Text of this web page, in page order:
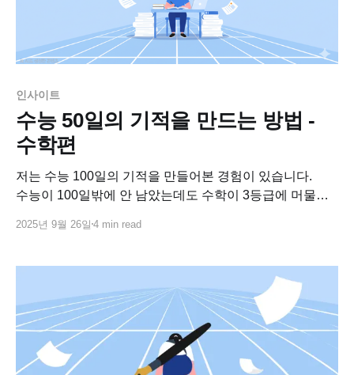
인사이트
수능 50일의 기적을 만드는 방법 -
수학편
저는 수능 100일의 기적을 만들어본 경험이 있습니다.
수능이 100일밖에 안 남았는데도 수학이 3등급에 머물러
성적이 나와줬는데, 수학은 아무리 해도 그대로였어요.
밀려왔습니다. 그래서 그 날
2025년 9월 26일 4 min read